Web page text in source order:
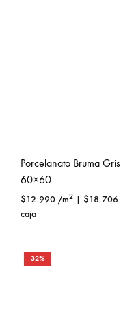
Porcelanato Bruma Gris
60×60
$12.990 /m2 | $18.706
caja
32%